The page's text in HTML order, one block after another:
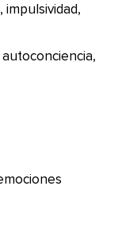
impulsividad,